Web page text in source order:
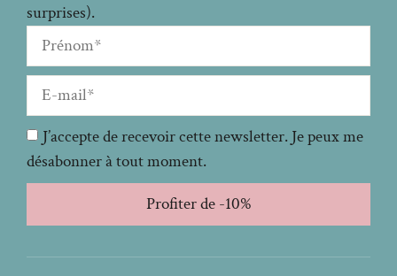
surprises).
J’accepte de recevoir cette newsletter. Je peux me
désabonner à tout moment.
Profiter de -10%